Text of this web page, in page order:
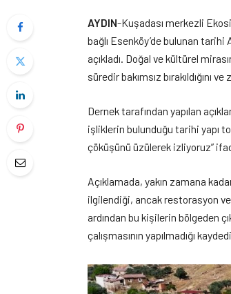
AYDIN-Kuşadası merkezli
bağlı Esenköy’de bulunan
açıkladı. Doğal ve kültürel
süredir bakımsız
Dernek tarafından yapılan
işliklerin bulunduğu tarihi yapı
çöküşünü üzülerek izliyoruz”
Açıklamada, yakın zamana
ilgilendiği, ancak restorasyon
ardından bu kişilerin bölgeden
çalışmasının yapılmadığı